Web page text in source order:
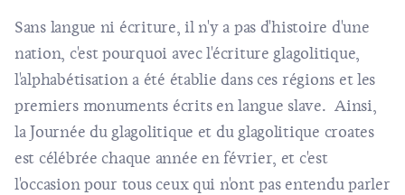
Sans langue ni écriture, il n'y a pas d'histoire d'une
nation, c'est pourquoi avec l'écriture glagolitique,
l'alphabétisation a été établie dans ces régions et les
premiers monuments écrits en langue slave. Ainsi,
la Journée du glagolitique et du glagolitique croates
est célébrée chaque année en février, et c'est
l'occasion pour tous ceux qui n'ont pas entendu parler